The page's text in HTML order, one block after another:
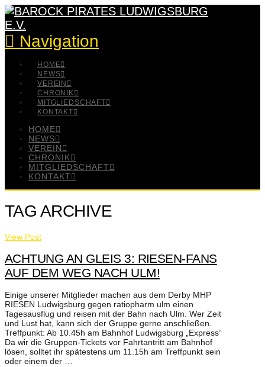
Navigation
HOME
NEWS
VEREIN
CHRONIK
MITGLIEDSCHAFT
KONTAKT
HOME
NEWS
VEREIN
CHRONIK
MITGLIEDSCHAFT
KONTAKT
TAG ARCHIVE
View Post
ACHTUNG AN GLEIS 3: ‪‎RIESEN‬-FANS
AUF DEM WEG NACH ULM!
Einige unserer Mitglieder machen aus dem Derby MHP
RIESEN Ludwigsburg gegen ratiopharm ulm einen
Tagesausflug und reisen mit der Bahn nach Ulm. Wer Zeit
und Lust hat, kann sich der Gruppe gerne anschließen.
Treffpunkt: Ab 10.45h am Bahnhof Ludwigsburg „Express“
Da wir die Gruppen-Tickets vor Fahrtantritt am Bahnhof
lösen, solltet ihr spätestens um 11.15h am Treffpunkt sein
oder einem der …